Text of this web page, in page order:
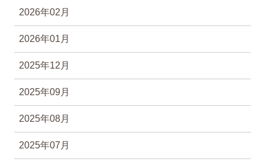
2026年02月
2026年01月
2025年12月
2025年09月
2025年08月
2025年07月